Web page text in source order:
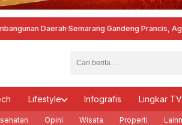
Daerah·Semarang Gandeng Prancis,
Lifestyle Infografis Lingkar TV
Opini Wisata Properti